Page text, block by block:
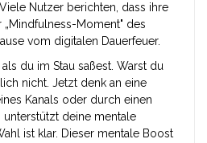
Nutzer berichten, dass ihre
„Mindfulness-Moment" des
vom digitalen Dauerfeuer.
du im Stau saßest. Warst du
nicht. Jetzt denk an eine
Kanals oder durch einen
unterstützt deine mentale
ist klar. Dieser mentale Boost